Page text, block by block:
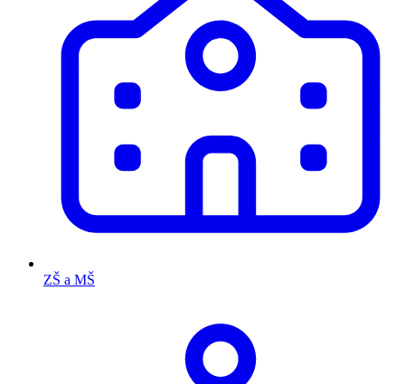
ZŠ a MŠ